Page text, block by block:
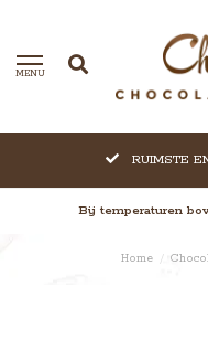
MENU
RUIMSTE
Bij temperaturen
Home /